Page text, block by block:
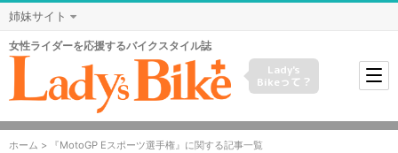
姉妹サイト
女性ライダーを応援するバイクスタイル誌
Lady's
Bikeって？
ホーム > 『MotoGP Eスポーツ選手権』に関する記事一覧